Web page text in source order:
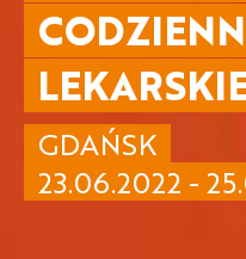
GDAŃSK
23.06.2022 -